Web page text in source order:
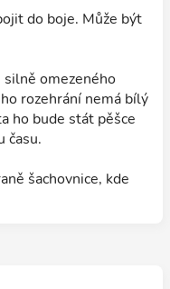
do boje. Může být
omezeného
rozehrání nemá bílý
ho bude stát pěšce
času.
šachovnice, kde